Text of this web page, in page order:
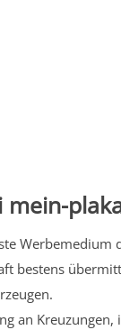
mein-
bestens
an